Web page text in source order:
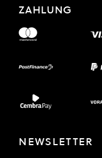
ZAHLUNG
NEWSLETTER